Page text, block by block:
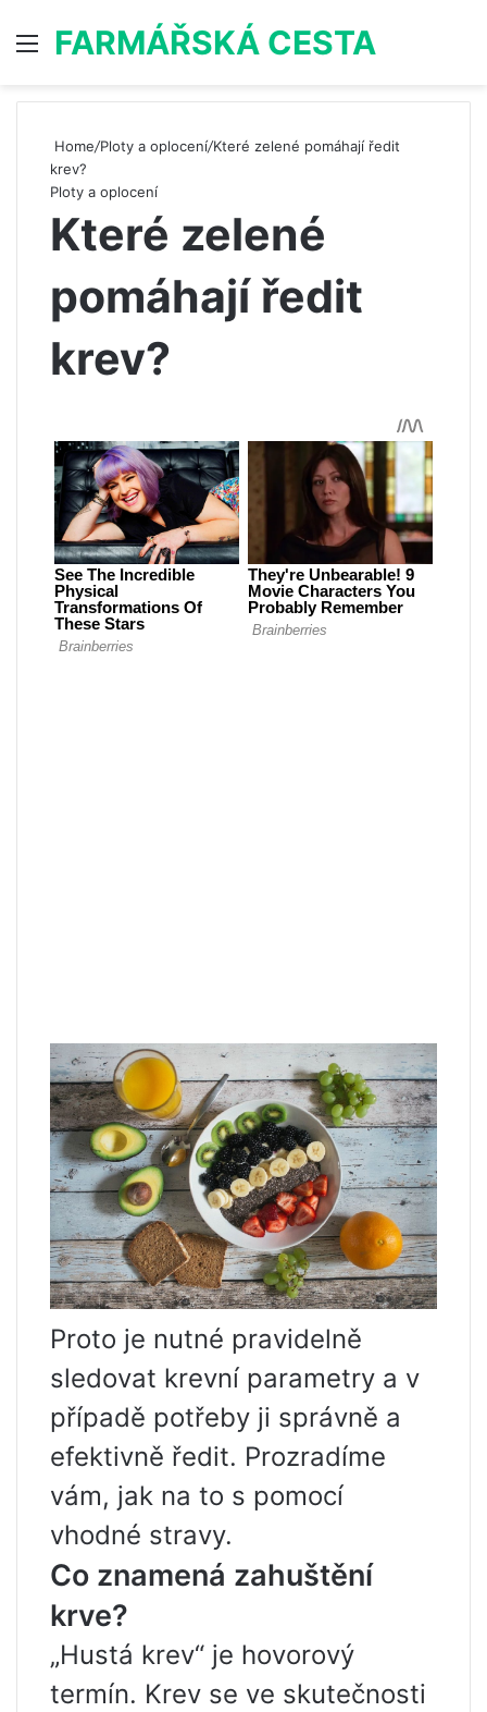
Menu
FARMÁŘSKÁ CESTA
Home/Ploty a oplocení/Které zelené pomáhají ředit
krev?
Ploty a oplocení
Které zelené
pomáhají ředit
krev?
Proto je nutné pravidelně
sledovat krevní parametry a v
případě potřeby ji správně a
efektivně ředit. Prozradíme
vám, jak na to s pomocí
vhodné stravy.
Co znamená zahuštění
krve?
„Hustá krev“ je hovorový
termín. Krev se ve skutečnosti